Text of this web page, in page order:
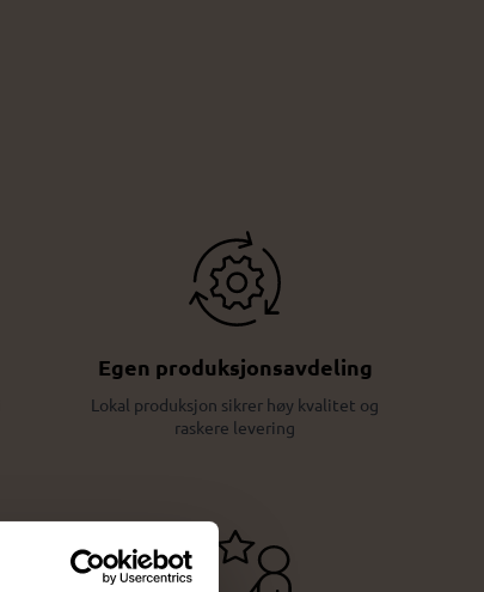
Egen produksjonsavdeling
Lokal produksjon sikrer høy kvalitet og
raskere levering